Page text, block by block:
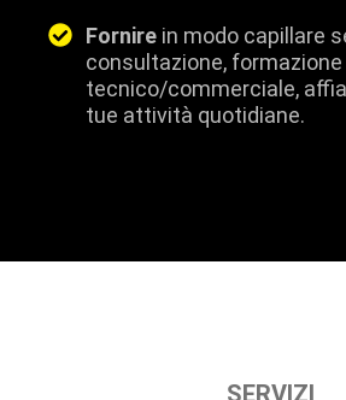
Fornire in modo capillare
consultazione,
tecnico/commerciale,
tue attività quotidiane.
SERVIZI